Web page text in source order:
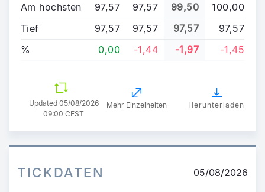
Am höchsten 97,57 97,57 99,50
100,00
Tief
97,57 97,57 97,57
97,57
%
0,00 -1,44 -1,97 -1,45
Updated 05/08/2026
09:00 CEST
Mehr Einzelheiten Herunterladen
TICKDATEN 05/08/2026